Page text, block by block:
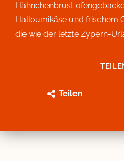
Hähnchenbrust
Halloumikäse und frischem
die wie der letzte Zypern-
Teilen